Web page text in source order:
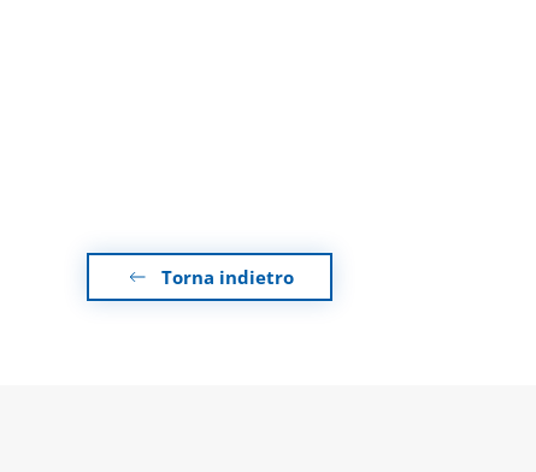
Torna indietro